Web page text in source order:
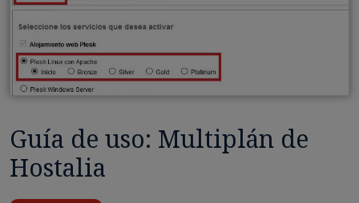
Guía de uso: Multiplán de
Hostalia